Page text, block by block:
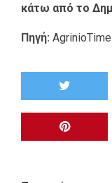
κάτω από το
Πηγή: